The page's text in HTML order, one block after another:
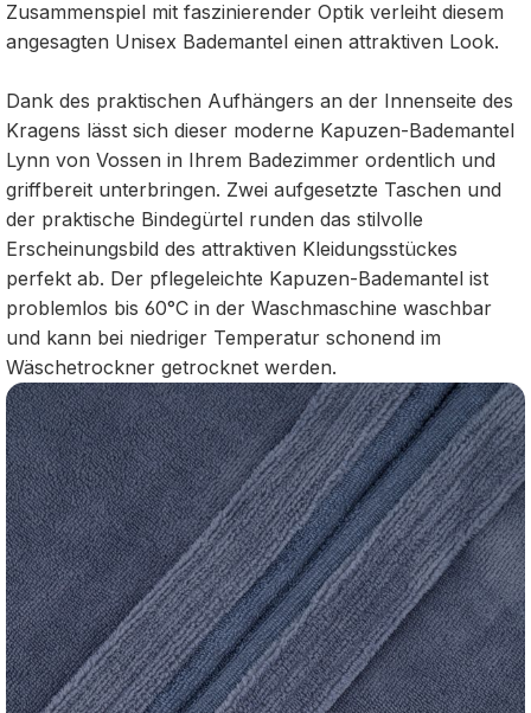
Zusammenspiel mit faszinierender Optik verleiht diesem
angesagten Unisex Bademantel einen attraktiven Look.
Dank des praktischen Aufhängers an der Innenseite des
Kragens lässt sich dieser moderne Kapuzen-Bademantel
Lynn von Vossen in Ihrem Badezimmer ordentlich und
griffbereit unterbringen. Zwei aufgesetzte Taschen und
der praktische Bindegürtel runden das stilvolle
Erscheinungsbild des attraktiven Kleidungsstückes
perfekt ab. Der pflegeleichte Kapuzen-Bademantel ist
problemlos bis 60°C in der Waschmaschine waschbar
und kann bei niedriger Temperatur schonend im
Wäschetrockner getrocknet werden.